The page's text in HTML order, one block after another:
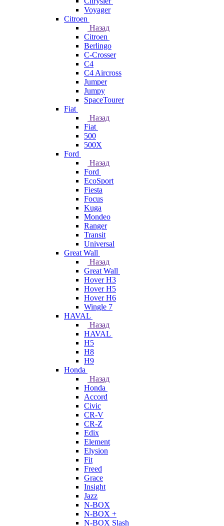
Voyager
Citroen
Назад
Citroen
Berlingo
C-Crosser
C4
C4 Aircross
Jumper
Jumpy
SpaceTourer
Fiat
Назад
Fiat
500
500X
Ford
Назад
Ford
EcoSport
Fiesta
Focus
Kuga
Mondeo
Ranger
Transit
Universal
Great Wall
Назад
Great Wall
Hover H3
Hover H5
Hover H6
Wingle 7
HAVAL
Назад
HAVAL
H5
H8
H9
Honda
Назад
Honda
Accord
Civic
CR-V
CR-Z
Edix
Element
Elysion
Fit
Freed
Grace
Insight
Jazz
N-BOX
N-BOX +
N-BOX Slash